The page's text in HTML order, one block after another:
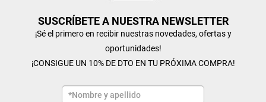
SUSCRÍBETE A NUESTRA NEWSLETTER
¡Sé el primero en recibir nuestras novedades, ofertas y
oportunidades!
¡CONSIGUE UN 10% DE DTO EN TU PRÓXIMA COMPRA!